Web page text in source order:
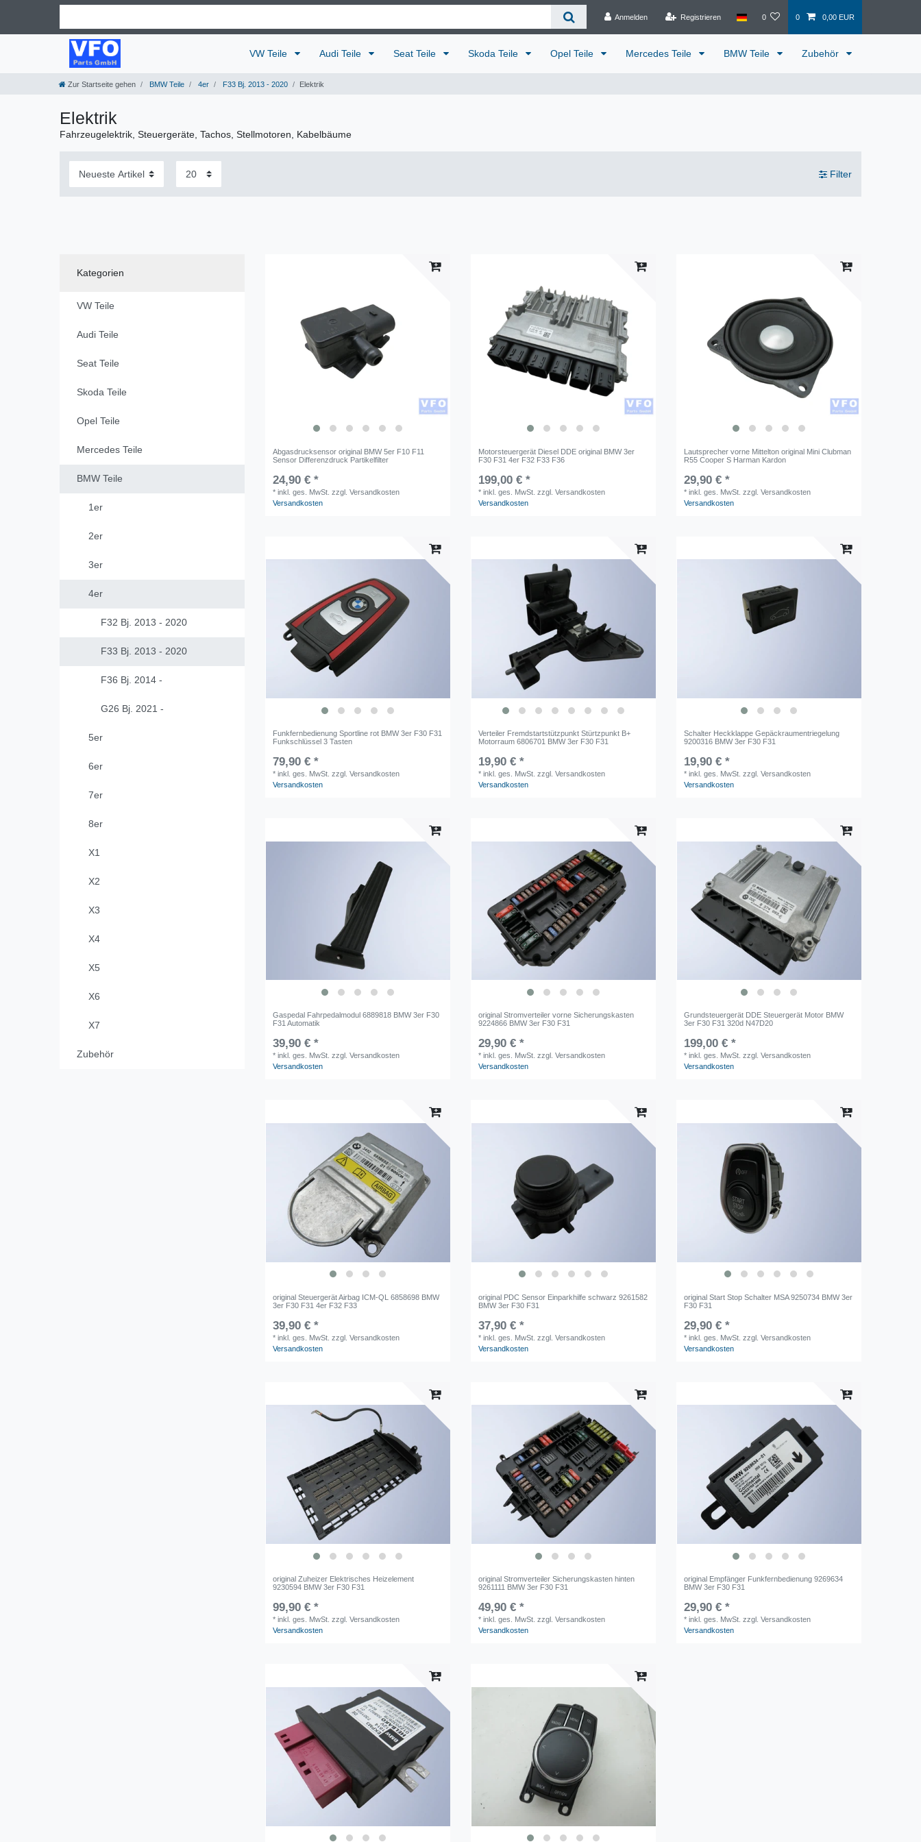
Anmelden Registrieren 0 0 0,00 EUR
VW Teile Audi Teile Seat Teile Skoda Teile Opel Teile Mercedes Teile BMW Teile Zubehör
Zur Startseite gehen BMW Teile 4er F33 Bj. 2013 - 2020 Elektrik
Elektrik
Fahrzeugelektrik, Steuergeräte, Tachos, Stellmotoren, Kabelbäume
Filter
Kategorien
VW Teile
Audi Teile
Seat Teile
Skoda Teile
Opel Teile
Mercedes Teile
BMW Teile
1er
2er
3er
4er
F32 Bj. 2013 - 2020
F33 Bj. 2013 - 2020
F36 Bj. 2014 -
G26 Bj. 2021 -
5er
6er
7er
8er
X1
X2
X3
X4
X5
X6
X7
Zubehör
Abgasdrucksensor original BMW 5er F10 F11
Sensor Differenzdruck Partikelfilter
24,90 € *
*inkl. ges. MwSt. zzgl. Versandkosten
Versandkosten
Motorsteuergerät Diesel DDE original BMW 3er
F30 F31 4er F32 F33 F36
199,00 € *
*inkl. ges. MwSt. zzgl. Versandkosten
Versandkosten
Lautsprecher vorne Mittelton original Mini Clubman
R55 Cooper S Harman Kardon
29,90 € *
*inkl. ges. MwSt. zzgl. Versandkosten
Versandkosten
Funkfernbedienung Sportline rot BMW 3er F30 F31
Funkschlüssel 3 Tasten
79,90 € *
*inkl. ges. MwSt. zzgl. Versandkosten
Versandkosten
Verteiler Fremdstartstützpunkt Stürtzpunkt B+
Motorraum 6806701 BMW 3er F30 F31
19,90 € *
*inkl. ges. MwSt. zzgl. Versandkosten
Versandkosten
Schalter Heckklappe Gepäckraumentriegelung
9200316 BMW 3er F30 F31
19,90 € *
*inkl. ges. MwSt. zzgl. Versandkosten
Versandkosten
Gaspedal Fahrpedalmodul 6889818 BMW 3er F30
F31 Automatik
39,90 € *
*inkl. ges. MwSt. zzgl. Versandkosten
Versandkosten
original Stromverteiler vorne Sicherungskasten
9224866 BMW 3er F30 F31
29,90 € *
*inkl. ges. MwSt. zzgl. Versandkosten
Versandkosten
Grundsteuergerät DDE Steuergerät Motor BMW
3er F30 F31 320d N47D20
199,00 € *
*inkl. ges. MwSt. zzgl. Versandkosten
Versandkosten
original Steuergerät Airbag ICM-QL 6858698 BMW
3er F30 F31 4er F32 F33
39,90 € *
*inkl. ges. MwSt. zzgl. Versandkosten
Versandkosten
original PDC Sensor Einparkhilfe schwarz 9261582
BMW 3er F30 F31
37,90 € *
*inkl. ges. MwSt. zzgl. Versandkosten
Versandkosten
original Start Stop Schalter MSA 9250734 BMW 3er
F30 F31
29,90 € *
*inkl. ges. MwSt. zzgl. Versandkosten
Versandkosten
original Zuheizer Elektrisches Heizelement
9230594 BMW 3er F30 F31
99,90 € *
*inkl. ges. MwSt. zzgl. Versandkosten
Versandkosten
original Stromverteiler Sicherungskasten hinten
9261111 BMW 3er F30 F31
49,90 € *
*inkl. ges. MwSt. zzgl. Versandkosten
Versandkosten
original Empfänger Funkfernbedienung 9269634
BMW 3er F30 F31
29,90 € *
*inkl. ges. MwSt. zzgl. Versandkosten
Versandkosten